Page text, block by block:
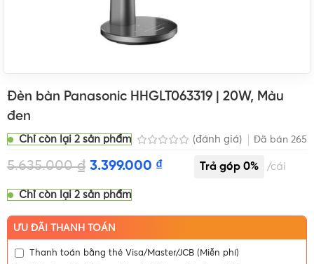
Đèn bàn Panasonic HHGLT063319 | 20W, Màu
đen
Chỉ còn lại 2 sản phẩm (đánh giá) Đã bán 265
5.635.000₫ 3.399.000 ₫ cái
Chỉ còn lại 2 sản phẩm
ƯU ĐÃI THANH TOÁN
Thanh toán bằng thẻ Visa/Master/JCB (Miễn phí)